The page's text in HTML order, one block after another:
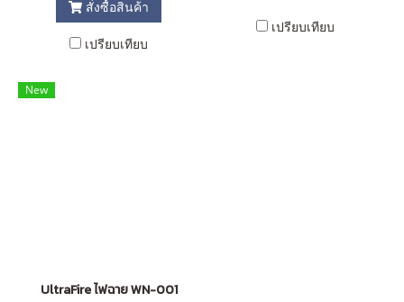
สั่งซื้อสินค้า
เปรียบเทียบ
เปรียบเทียบ
New
UltraFire ไฟฉาย WN-001